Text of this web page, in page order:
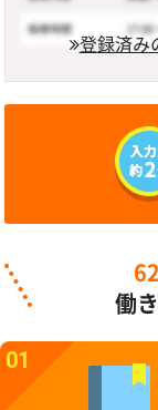
登録済み
働
01